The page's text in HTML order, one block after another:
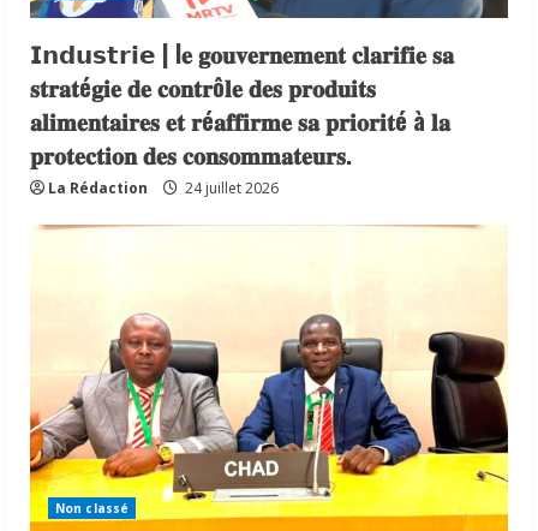
𝗜𝗻𝗱𝘂𝘀𝘁𝗿𝗶𝗲 | l𝐞 𝐠𝐨𝐮𝐯𝐞𝐫𝐧𝐞𝐦𝐞𝐧𝐭 𝐜𝐥𝐚𝐫𝐢𝐟𝐢𝐞 𝐬𝐚
𝐬𝐭𝐫𝐚𝐭é𝐠𝐢𝐞 𝐝𝐞 𝐜𝐨𝐧𝐭𝐫ô𝐥𝐞 𝐝𝐞𝐬 𝐩𝐫𝐨𝐝𝐮𝐢𝐭𝐬
𝐚𝐥𝐢𝐦𝐞𝐧𝐭𝐚𝐢𝐫𝐞𝐬 𝐞𝐭 𝐫é𝐚𝐟𝐟𝐢𝐫𝐦𝐞 𝐬𝐚 𝐩𝐫𝐢𝐨𝐫𝐢𝐭é à 𝐥𝐚
𝐩𝐫𝐨𝐭𝐞𝐜𝐭𝐢𝐨𝐧 𝐝𝐞𝐬 𝐜𝐨𝐧𝐬𝐨𝐦𝐦𝐚𝐭𝐞𝐮𝐫𝐬.
La Rédaction 24 juillet 2026
Non classé